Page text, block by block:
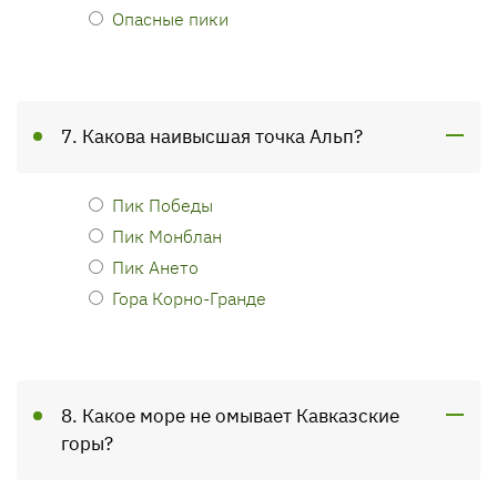
Опасные пики
7. Какова наивысшая точка Альп?
Пик Победы
Пик Монблан
Пик Ането
Гора Корно-Гранде
8. Какое море не омывает Кавказские
горы?